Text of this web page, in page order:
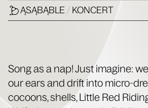
ĄSĄBĄBLE / KONCERT
Song as a nap! Just imag­ine:
our ears and drift into micro-
cocoons, shells, Lit­tle Red